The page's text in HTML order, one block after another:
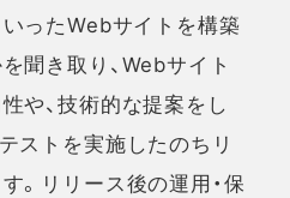
いったWebサイトを構築
聞き取り、Webサイト
や、技術的な提案をし
ストを実施したのちリ
。リリース後の運用・保